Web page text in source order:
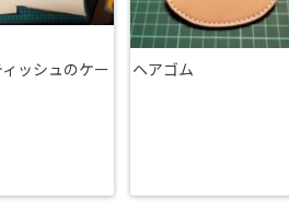
ッシュのケー
ヘアゴム